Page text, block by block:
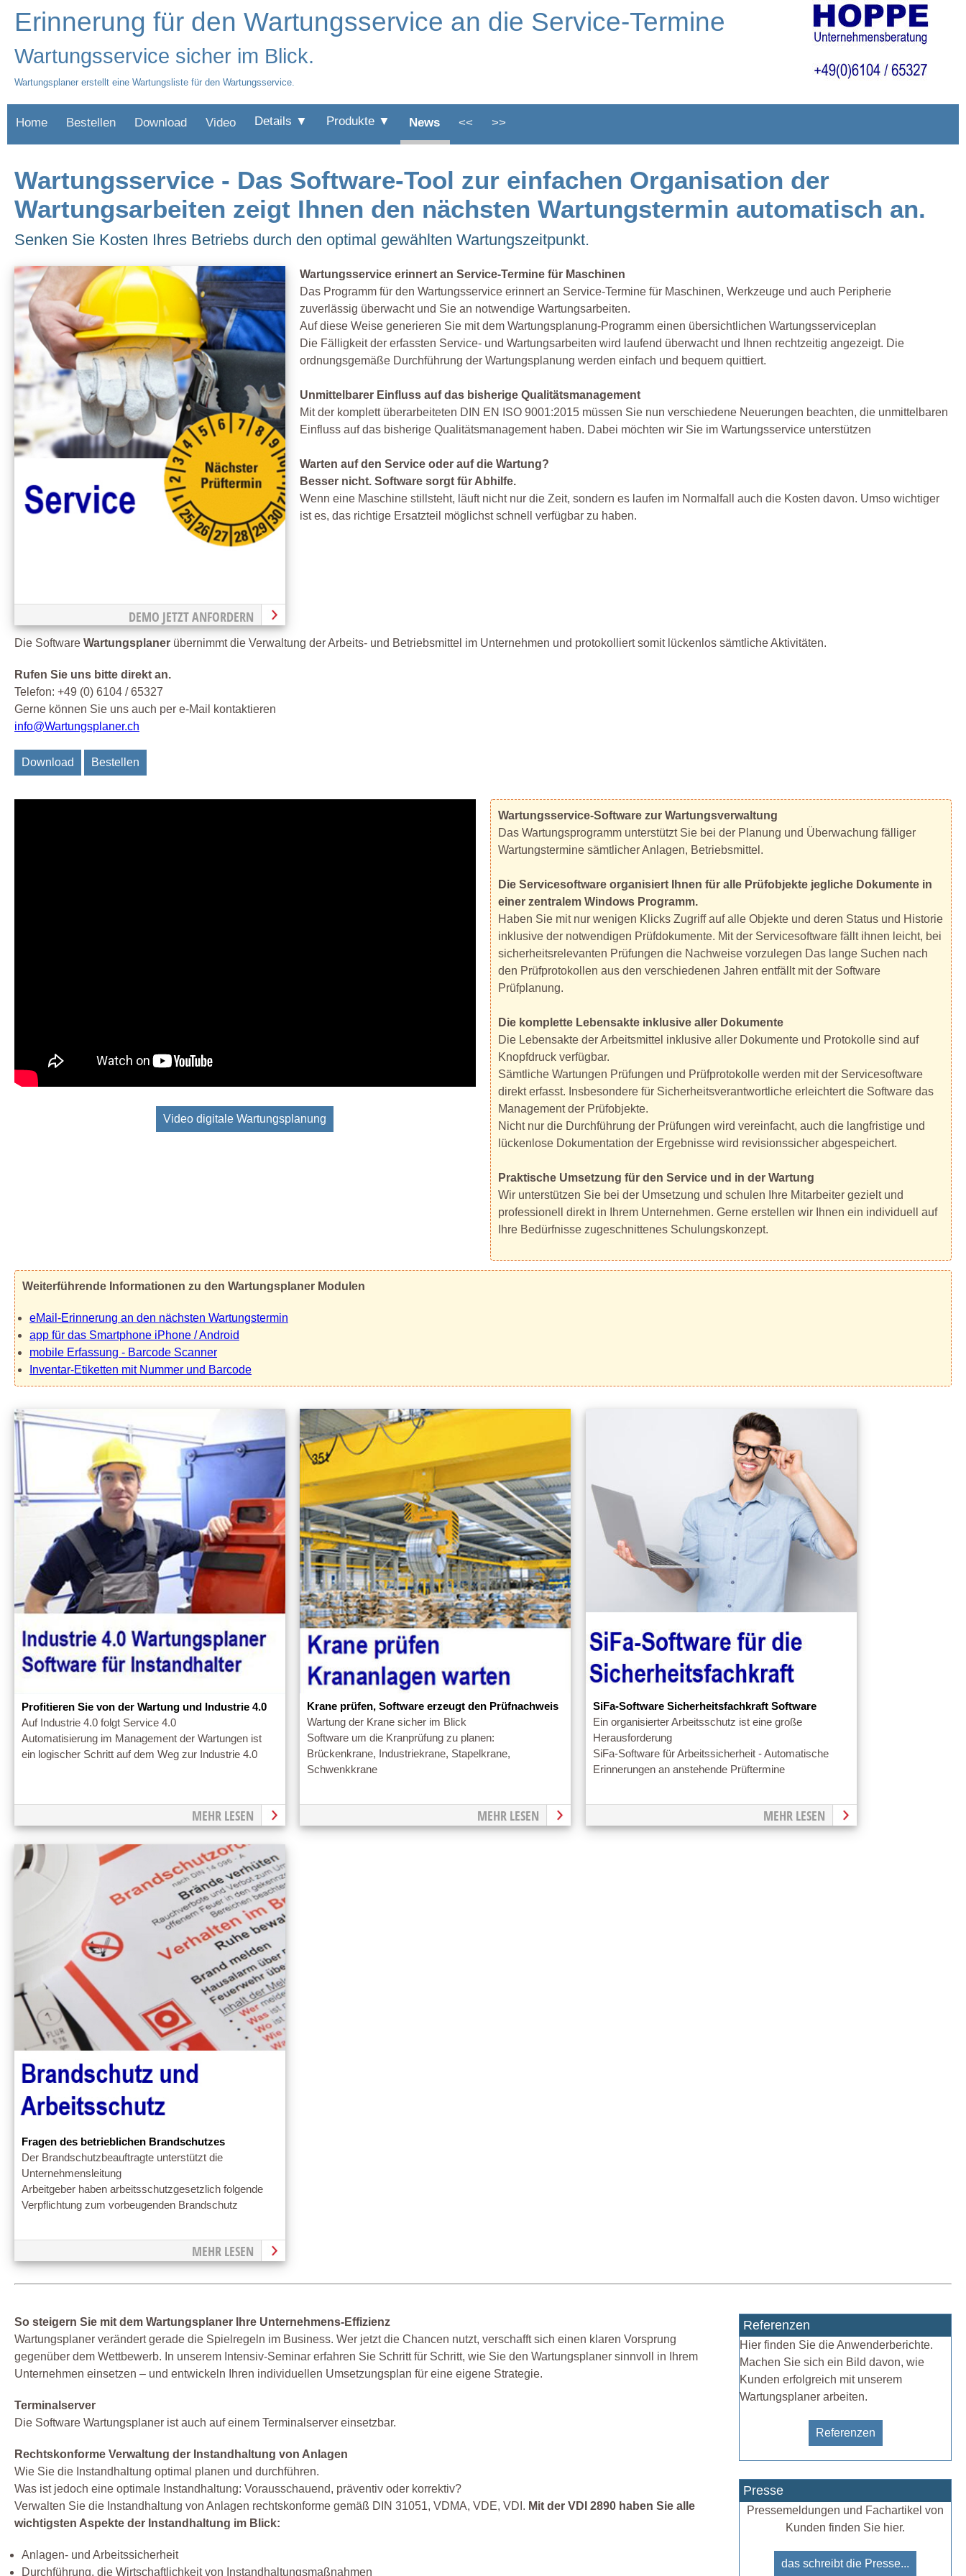
Erinnerung für den Wartungsservice an die Service-Termine
Wartungsservice sicher im Blick.
Wartungsplaner erstellt eine Wartungsliste für den Wartungsservice.
Home Bestellen Download Video Details ▼ Produkte ▼ News << >>
Wartungsservice - Das Software-Tool zur einfachen Organisation der
Wartungsarbeiten zeigt Ihnen den nächsten Wartungstermin automatisch an.
Senken Sie Kosten Ihres Betriebs durch den optimal gewählten Wartungszeitpunkt.
DEMO JETZT ANFORDERN
Wartungsservice erinnert an Service-Termine für Maschinen
Das Programm für den Wartungsservice erinnert an Service-Termine für Maschinen, Werkzeuge und auch Peripherie
zuverlässig überwacht und Sie an notwendige Wartungsarbeiten.
Auf diese Weise generieren Sie mit dem Wartungsplanung-Programm einen übersichtlichen Wartungsserviceplan
Die Fälligkeit der erfassten Service- und Wartungsarbeiten wird laufend überwacht und Ihnen rechtzeitig angezeigt. Die
ordnungsgemäße Durchführung der Wartungsplanung werden einfach und bequem quittiert.
Unmittelbarer Einfluss auf das bisherige Qualitätsmanagement
Mit der komplett überarbeiteten DIN EN ISO 9001:2015 müssen Sie nun verschiedene Neuerungen beachten, die unmittelbaren
Einfluss auf das bisherige Qualitätsmanagement haben. Dabei möchten wir Sie im Wartungsservice unterstützen
Warten auf den Service oder auf die Wartung?
Besser nicht. Software sorgt für Abhilfe.
Wenn eine Maschine stillsteht, läuft nicht nur die Zeit, sondern es laufen im Normalfall auch die Kosten davon. Umso wichtiger
ist es, das richtige Ersatzteil möglichst schnell verfügbar zu haben.
Die Software Wartungsplaner übernimmt die Verwaltung der Arbeits- und Betriebsmittel im Unternehmen und protokolliert somit lückenlos sämtliche Aktivitäten.
Rufen Sie uns bitte direkt an.
Telefon: +49 (0) 6104 / 65327
Gerne können Sie uns auch per e-Mail kontaktieren
info@Wartungsplaner.ch
Download Bestellen
Video digitale Wartungsplanung
Wartungsservice-Software zur Wartungsverwaltung
Das Wartungsprogramm unterstützt Sie bei der Planung und Überwachung fälliger
Wartungstermine sämtlicher Anlagen, Betriebsmittel.
Die Servicesoftware organisiert Ihnen für alle Prüfobjekte jegliche Dokumente in
einer zentralem Windows Programm.
Haben Sie mit nur wenigen Klicks Zugriff auf alle Objekte und deren Status und Historie
inklusive der notwendigen Prüfdokumente. Mit der Servicesoftware fällt ihnen leicht, bei
sicherheitsrelevanten Prüfungen die Nachweise vorzulegen Das lange Suchen nach
den Prüfprotokollen aus den verschiedenen Jahren entfällt mit der Software
Prüfplanung.
Die komplette Lebensakte inklusive aller Dokumente
Die Lebensakte der Arbeitsmittel inklusive aller Dokumente und Protokolle sind auf
Knopfdruck verfügbar.
Sämtliche Wartungen Prüfungen und Prüfprotokolle werden mit der Servicesoftware
direkt erfasst. Insbesondere für Sicherheitsverantwortliche erleichtert die Software das
Management der Prüfobjekte.
Nicht nur die Durchführung der Prüfungen wird vereinfacht, auch die langfristige und
lückenlose Dokumentation der Ergebnisse wird revisionssicher abgespeichert.
Praktische Umsetzung für den Service und in der Wartung
Wir unterstützen Sie bei der Umsetzung und schulen Ihre Mitarbeiter gezielt und
professionell direkt in Ihrem Unternehmen. Gerne erstellen wir Ihnen ein individuell auf
Ihre Bedürfnisse zugeschnittenes Schulungskonzept.
Weiterführende Informationen zu den Wartungsplaner Modulen
eMail-Erinnerung an den nächsten Wartungstermin
app für das Smartphone iPhone / Android
mobile Erfassung - Barcode Scanner
Inventar-Etiketten mit Nummer und Barcode
Profitieren Sie von der Wartung und Industrie 4.0
Auf Industrie 4.0 folgt Service 4.0
Automatisierung im Management der Wartungen ist
ein logischer Schritt auf dem Weg zur Industrie 4.0
MEHR LESEN
Krane prüfen, Software erzeugt den Prüfnachweis
Wartung der Krane sicher im Blick
Software um die Kranprüfung zu planen:
Brückenkrane, Industriekrane, Stapelkrane,
Schwenkkrane
MEHR LESEN
SiFa-Software Sicherheitsfachkraft Software
Ein organisierter Arbeitsschutz ist eine große
Herausforderung
SiFa-Software für Arbeitssicherheit - Automatische
Erinnerungen an anstehende Prüftermine
MEHR LESEN
Fragen des betrieblichen Brandschutzes
Der Brandschutzbeauftragte unterstützt die
Unternehmensleitung
Arbeitgeber haben arbeitsschutzgesetzlich folgende
Verpflichtung zum vorbeugenden Brandschutz
MEHR LESEN
So steigern Sie mit dem Wartungsplaner Ihre Unternehmens-Effizienz
Wartungsplaner verändert gerade die Spielregeln im Business. Wer jetzt die Chancen nutzt, verschafft sich einen klaren Vorsprung
gegenüber dem Wettbewerb. In unserem Intensiv-Seminar erfahren Sie Schritt für Schritt, wie Sie den Wartungsplaner sinnvoll in Ihrem
Unternehmen einsetzen – und entwickeln Ihren individuellen Umsetzungsplan für eine eigene Strategie.
Terminalserver
Die Software Wartungsplaner ist auch auf einem Terminalserver einsetzbar.
Rechtskonforme Verwaltung der Instandhaltung von Anlagen
Wie Sie die Instandhaltung optimal planen und durchführen.
Was ist jedoch eine optimale Instandhaltung: Vorausschauend, präventiv oder korrektiv?
Verwalten Sie die Instandhaltung von Anlagen rechtskonforme gemäß DIN 31051, VDMA, VDE, VDI. Mit der VDI 2890 haben Sie alle
wichtigsten Aspekte der Instandhaltung im Blick:
Anlagen- und Arbeitssicherheit
Durchführung, die Wirtschaftlichkeit von Instandhaltungsmaßnahmen
Referenzen
Hier finden Sie die Anwenderberichte.
Machen Sie sich ein Bild davon, wie
Kunden erfolgreich mit unserem
Wartungsplaner arbeiten.
Referenzen
Presse
Pressemeldungen und Fachartikel von
Kunden finden Sie hier.
das schreibt die Presse...